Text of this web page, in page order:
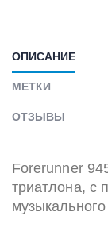
ОПИСАНИЕ
МЕТКИ
ОТЗЫВЫ
Forerunner
триатлона, с